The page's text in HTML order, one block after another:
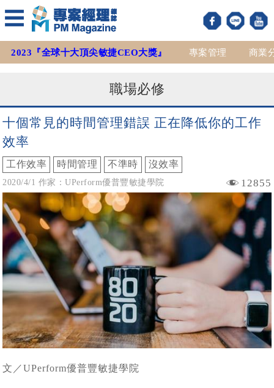
2023『全球十大頂尖敏捷CEO大獎』 專案管理 商業
職場必修
十個常見的時間管理錯誤 正在降低你的工作
效率
工作效率 時間管理 不準時 沒效率
2020/4/1 作家：UPerform優普豐敏捷學院 12855
文／UPerform優普豐敏捷學院